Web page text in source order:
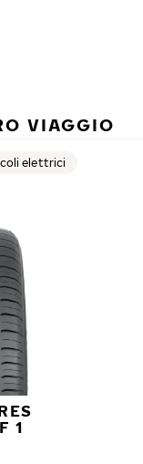
VIAGGIO
1
elettrici